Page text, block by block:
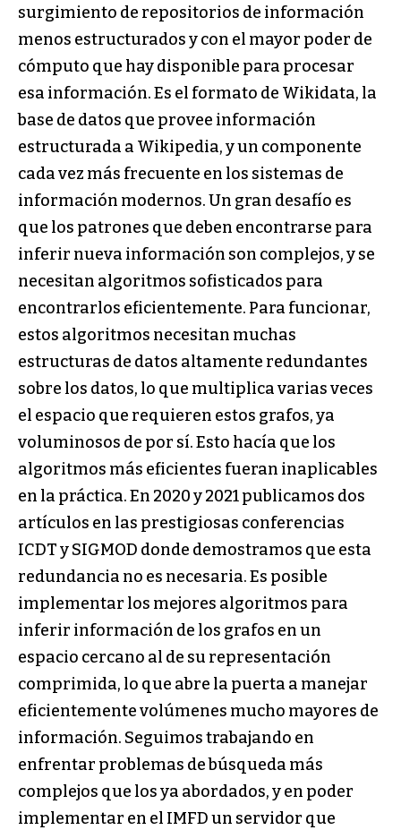
surgimiento de repositorios de información
menos estructurados y con el mayor poder de
cómputo que hay disponible para procesar
esa información. Es el formato de Wikidata, la
base de datos que provee información
estructurada a Wikipedia, y un componente
cada vez más frecuente en los sistemas de
información modernos. Un gran desafío es
que los patrones que deben encontrarse para
inferir nueva información son complejos, y se
necesitan algoritmos sofisticados para
encontrarlos eficientemente. Para funcionar,
estos algoritmos necesitan muchas
estructuras de datos altamente redundantes
sobre los datos, lo que multiplica varias veces
el espacio que requieren estos grafos, ya
voluminosos de por sí. Esto hacía que los
algoritmos más eficientes fueran inaplicables
en la práctica. En 2020 y 2021 publicamos dos
artículos en las prestigiosas conferencias
ICDT y SIGMOD donde demostramos que esta
redundancia no es necesaria. Es posible
implementar los mejores algoritmos para
inferir información de los grafos en un
espacio cercano al de su representación
comprimida, lo que abre la puerta a manejar
eficientemente volúmenes mucho mayores de
información. Seguimos trabajando en
enfrentar problemas de búsqueda más
complejos que los ya abordados, y en poder
implementar en el IMFD un servidor que